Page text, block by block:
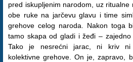
pred iskupljenim narodom, uz ritualne
obe ruke na jarčevu glavu i time
grehove celog naroda. Nakon toga
tamo skapa od gladi i žeđi – zajedno
Tako je nesrećni jarac, ni kriv ni
kolektivne grehove. On je, zapravo,